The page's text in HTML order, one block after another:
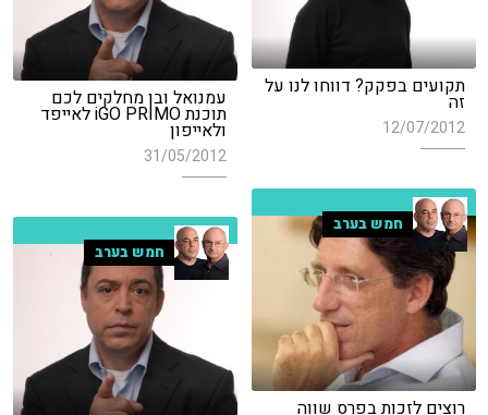
תקועים בפקק? דווחו לנו על
זה
12/07/2012
עמנואל ובן מחלקים לכם
תוכנת iGO PRIMO לאייפד
ולאייפון
31/05/2012
חמש בערב
רוצים לזכות בפרס שווה
חמש בערב